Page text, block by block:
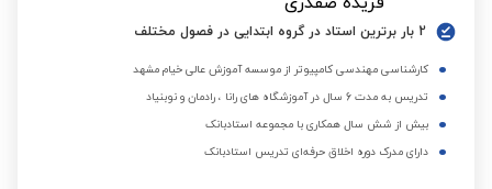
2 بار برترین استاد در گروه ابتدایی در فصول مختلف
کارشناسی مهندسی کامپیوتر از موسسه آموزش عالی خیام مشهد
تدریس به مدت 6 سال در آموزشگاه های رانا ، رادمان و نوبنیاد
بیش از شش سال همکاری با مجموعه استادبانک
دارای مدرک دوره اخلاق حرفه‌ای تدریس استادبانک